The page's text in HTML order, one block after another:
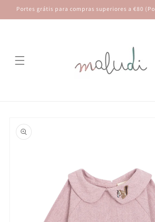
para o
conteúdo
Portes grátis para compras superiores a €80
informação
do produto